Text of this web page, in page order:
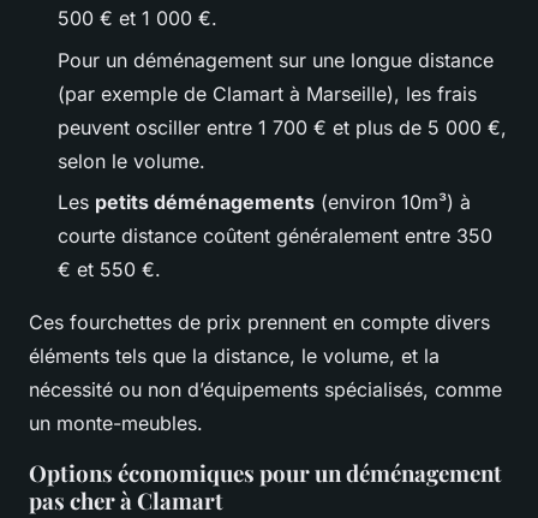
500 € et 1 000 €.
Pour un déménagement sur une longue distance
(par exemple de Clamart à Marseille), les frais
peuvent osciller entre 1 700 € et plus de 5 000 €,
selon le volume.
Les petits déménagements (environ 10m³) à
courte distance coûtent généralement entre 350
€ et 550 €.
Ces fourchettes de prix prennent en compte divers
éléments tels que la distance, le volume, et la
nécessité ou non d’équipements spécialisés, comme
un monte-meubles.
Options économiques pour un déménagement
pas cher à Clamart